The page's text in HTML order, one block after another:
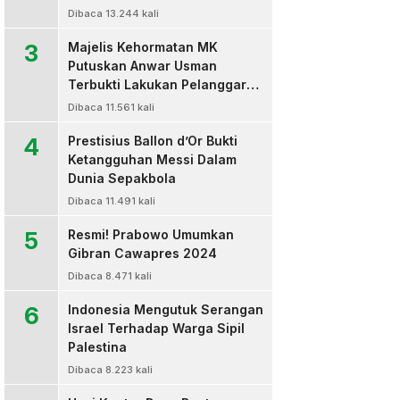
Dibaca 13.244 kali
3
Majelis Kehormatan MK
Putuskan Anwar Usman
Terbukti Lakukan Pelanggaran
Berat Kode Etik dan
Dibaca 11.561 kali
4
Prestisius Ballon d’Or Bukti
Ketangguhan Messi Dalam
Dunia Sepakbola
Dibaca 11.491 kali
5
Resmi! Prabowo Umumkan
Gibran Cawapres 2024
Dibaca 8.471 kali
6
Indonesia Mengutuk Serangan
Israel Terhadap Warga Sipil
Palestina
Dibaca 8.223 kali